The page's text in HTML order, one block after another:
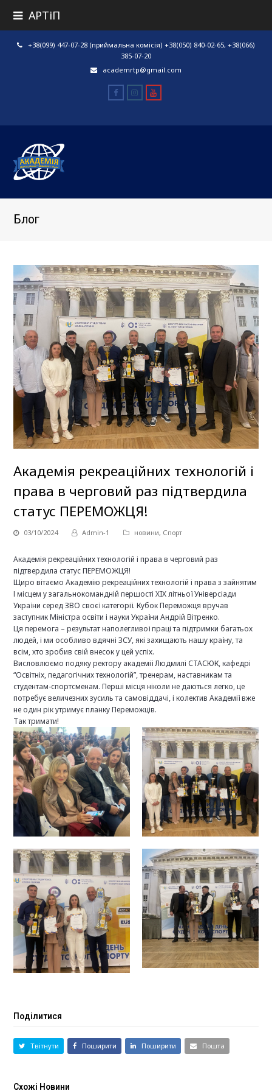
АРТіП
+38(099) 447-07-28 (приймальна комісія) +38(050) 840-02-65, +38(066)
385-07-20
academrtp@gmail.com
FacebookInstagram
Блог
Академія рекреаційних технологій і
права в черговий раз підтвердила
статус ПЕРЕМОЖЦЯ!
03/10/2024 Admin-1 новини, Спорт
Академія рекреаційних технологій і права в черговий раз
підтвердила статус ПЕРЕМОЖЦЯ!
Щиро вітаємо Академію рекреаційних технологій і права з зайнятим
І місцем у загальнокомандній першості XIX літньої Універсіади
України серед ЗВО своєї категорії. Кубок Переможця вручав
заступник Міністра освіти і науки України Андрій Вітренко.
Ця перемога – результат наполегливої праці та підтримки багатьох
людей, і ми особливо вдячні ЗСУ, які захищають нашу країну, та
всім, хто зробив свій внесок у цей успіх.
Висловлюємо подяку ректору академії Людмилі СТАСЮК, кафедрі
“Освітніх, педагогічних технологій”, тренерам, наставникам та
студентам-спортсменам. Перші місця ніколи не даються легко, це
потребує величезних зусиль та самовіддачі, і колектив Академії вже
не один рік утримує планку Переможців.
Так тримати!
Поділитися
Твітнути Поширити Поширити Пошта
Схожі Новини